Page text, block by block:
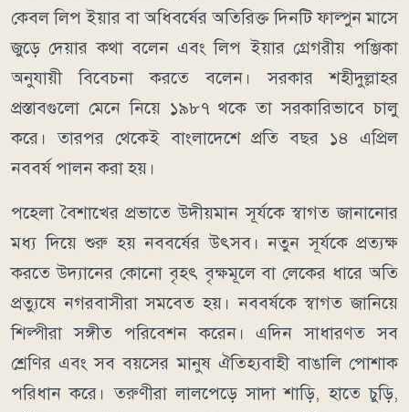
কেবল লিপ ইয়ার বা অধিবর্ষের অতিরিক্ত দিনটি ফাল্পুন মাসে
জুড়ে দেয়ার কথা বলেন এবং লিপ ইয়ার গ্রেগরীয় পঞ্জিকা
অনুযায়ী বিবেচনা করতে বলেন। সরকার শহীদুল্লাহর
প্রস্তাবগুলো মেনে নিয়ে ১৯৮৭ থকে তা সরকারিভাবে চালু
করে। তারপর থেকেই বাংলাদেশে প্রতি বছর ১৪ এপ্রিল
নববর্ষ পালন করা হয়।
পহেলা বৈশাখের প্রভাতে উদীয়মান সূর্যকে স্বাগত জানানোর
মধ্য দিয়ে শুরু হয় নববর্ষের উৎসব। নতুন সূর্যকে প্রত্যক্ষ
করতে উদ্যানের কোনো বৃহৎ বৃক্ষমূলে বা লেকের ধারে অতি
প্রত্যুষে নগরবাসীরা সমবেত হয়। নববর্ষকে স্বাগত জানিয়ে
শিল্পীরা সঙ্গীত পরিবেশন করেন। এদিন সাধারণত সব
শ্রেণির এবং সব বয়সের মানুষ ঐতিহ্যবাহী বাঙালি পোশাক
পরিধান করে। তরুণীরা লালপেড়ে সাদা শাড়ি, হাতে চুড়ি,